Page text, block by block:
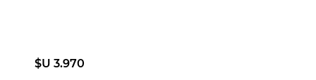
$U 3.970